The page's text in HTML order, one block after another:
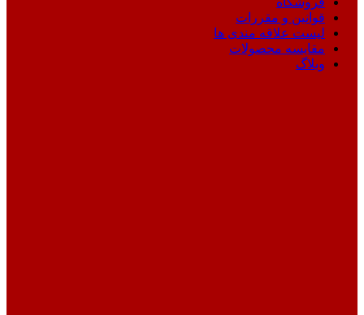
قوانین و مقررات
لیست علاقه مندی ها
مقایسه محصولات
وبلاگ